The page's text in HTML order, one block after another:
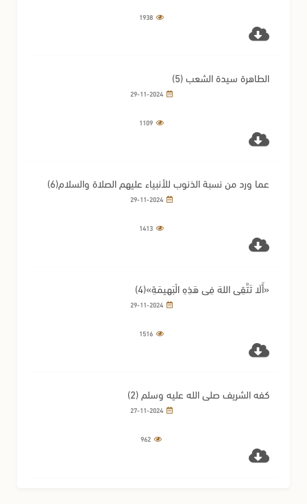
1938
الطاهرة سيدة الشعب (5)
29-11-2024
1109
عما ورد من نسبة الذنوب للأنبياء عليهم الصلاة والسلام(6)
29-11-2024
1413
«أَلَا تَتَّقِي اللهَ فِي هَذِهِ الْبَهِيمَةِ»(4)
29-11-2024
1516
كفه الشريف صلى الله عليه وسلم (2)
27-11-2024